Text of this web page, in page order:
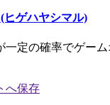
ゲハヤシマル)
一定の確率でゲー